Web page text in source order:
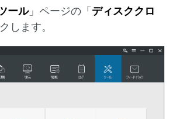
ール」ページの「 ディスククロ
します。